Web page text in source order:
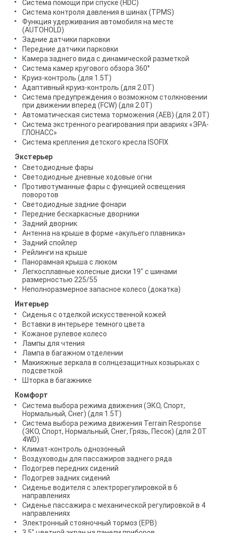
Система помощи при спуске (HDC)
Система контроля давления в шинах (TPMS)
Функция удерживания автомобиля на месте
(AUTOHOLD)
Задние датчики парковки
Передние датчики парковки
Камера заднего вида с динамической разметкой
Система камер кругового обзора 360°
Круиз-контроль (для 1.5T)
Адаптивный круиз-контроль (для 2.0T)
Система предупреждения о возможном столкновении
при движении вперед (FCW) (для 2.0T)
Автоматическая система торможения (AEB) (для 2.0T)
Система экстренного реагирования при авариях «ЭРА-
ГЛОНАСС»
Система крепления детского кресла ISOFIX
Экстерьер
Светодиодные фары
Светодиодные дневные ходовые огни
Противотуманные фары с функцией освещения
поворотов
Светодиодные задние фонари
Передние бескаркасные дворники
Задний дворник
Антенна на крыше в форме «акульего плавника»
Задний спойлер
Рейлинги на крыше
Панорамная крыша с люком
Легкосплавные колесные диски 19" с шинами
размерностью 225/55
Неполноразмерное запасное колесо (докатка)
Интерьер
Сиденья с отделкой искусственной кожей
Вставки в интерьере темного цвета
Кожаное рулевое колесо
Лампы для чтения
Лампа в багажном отделении
Макияжные зеркала в солнцезащитных козырьках с
подсветкой
Шторка в багажнике
Комфорт
Система выбора режима движения (ЭКО, Спорт,
Нормальный, Снег) (для 1.5T)
Система выбора режима движения Terrain Response
(ЭКО, Спорт, Нормальный, Снег, Грязь, Песок) (для 2.0Т
4WD)
Климат-контроль однозонный
Воздуховоды для пассажиров заднего ряда
Подогрев передних сидений
Подогрев задних сидений
Сиденье водителя с электрорегулировкой в 6
направлениях
Сиденье пассажира с механической регулировкой в 4
направлениях
Электронный стояночный тормоз (EPB)